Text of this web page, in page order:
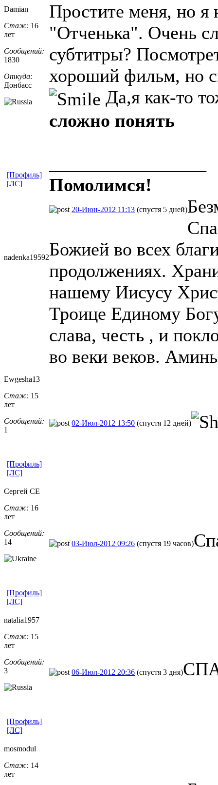
Damian
Стаж: 16
лет
Сообщений:
1830
Откуда:
Донбасс
Простите меня, но я
"Отченька". Очень
субтитры?
хороший фильм, но
Да,я как-то
сложно понять
Помолимся!
[Профиль]
[ЛС]
nadenka19592
20-Июн-2012 11:13 (спустя 5 дней)
Божией во всех
продолжениях.
нашему Иисусу
Троице Единому
слава, честь , и
во веки веков.
Ewgesha13
Стаж: 15
лет
Сообщений:
1
02-Июл-2012 13:50 (спустя 12 дней)
[Профиль]
[ЛС]
Сергей CE
Стаж: 16
лет
Сообщений:
14
03-Июл-2012 09:26 (спустя 19 часов)
[Профиль]
[ЛС]
natalia1957
Стаж: 15
лет
Сообщений:
3
06-Июл-2012 20:36 (спустя 3 дня)
[Профиль]
[ЛС]
mosmodul
Стаж: 14
лет